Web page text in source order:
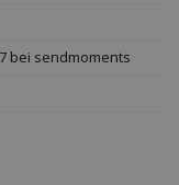
bei sendmoments